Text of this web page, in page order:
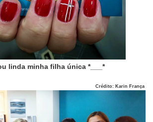
linda minha filha única *___*
Karin França